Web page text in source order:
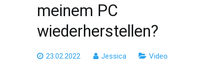
meinem PC
wiederherstellen?
23.02.2022 Jessica Video